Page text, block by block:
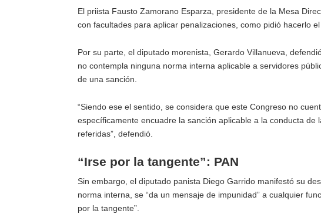
El priista Fausto Zamorano Esparza, presidente de la Mesa
con facultades para aplicar penalizaciones, como pidió hacerlo
Por su parte, el diputado morenista, Gerardo Villanueva,
no contempla ninguna norma interna aplicable a servidores
de una sanción.
“Siendo ese el sentido, se considera que este Congreso no
específicamente encuadre la sanción aplicable a la conducta
referidas”, defendió.
“Irse por la tangente”: PAN
Sin embargo, el diputado panista Diego Garrido manifestó su
norma interna, se “da un mensaje de impunidad” a cualquier
por la tangente”.